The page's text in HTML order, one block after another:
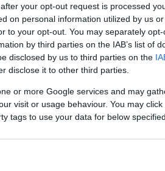
your opt-out request is processed
on personal information utilized by us
to your opt-out. You may separately
by third parties on the IAB’s list of
disclosed by us to third parties on the
disclose it to other third parties.
or more Google services and may
visit or usage behaviour. You may
tags to use your data for below
φτιάχτηκε για να
δημοτικά
τα
την τοπική
της
να συγκροτούν τοπικά
από τη
πλήρη έλεγχο των
την ένταξή τους σε